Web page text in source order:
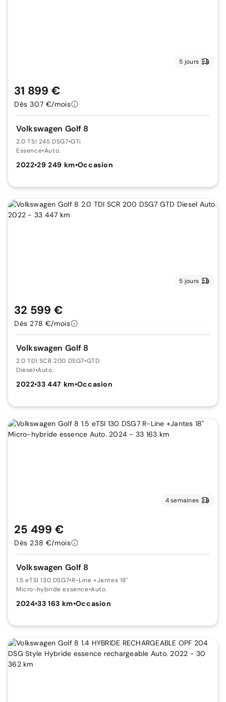
5 jours
Volkswagen Golf 8
2.0 TSI 245 DSG7•GTi
Essence•Auto.
2022•29 249 km•Occasion
31 899 €
Dès 307 €/mois
5 jours
Volkswagen Golf 8
2.0 TDI SCR 200 DSG7•GTD
Diesel•Auto.
2022•33 447 km•Occasion
32 599 €
Dès 278 €/mois
4 semaines
Volkswagen Golf 8
1.5 eTSI 130 DSG7•R-Line +Jantes 18"
Micro-hybride essence•Auto.
2024•33 163 km•Occasion
25 499 €
Dès 238 €/mois